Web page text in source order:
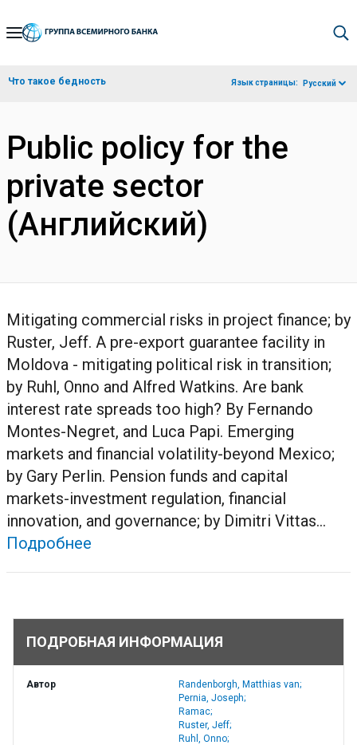
Skip
Navigation
Что такое бедность Язык страницы: Русский
Public policy for the
private sector
(Английский)
Mitigating commercial risks in project finance; by
Ruster, Jeff. A pre-export guarantee facility in
Moldova - mitigating political risk in transition;
by Ruhl, Onno and Alfred Watkins. Are bank
interest rate spreads too high? By Fernando
Montes-Negret, and Luca Papi. Emerging
markets and financial volatility-beyond Mexico;
by Gary Perlin. Pension funds and capital
markets-investment regulation, financial
innovation, and governance; by Dimitri Vittas...
Подробнее
ПОДРОБНАЯ ИНФОРМАЦИЯ
Автор
Randenborgh, Matthias van;
Pernia, Joseph;
Ramac;
Ruster, Jeff;
Ruhl, Onno;